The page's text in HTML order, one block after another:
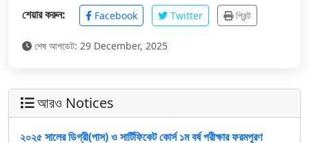
শেয়ার করুন: Facebook Twitter প্রিন্ট
শেষ আপডেট: 29 December, 2025
আরও Notices
২০২৫ সালের ডিগ্রী(পাস) ও সার্টিফিকেট কোর্স ১ম বর্ষ পরীক্ষার ফরমপূরণ